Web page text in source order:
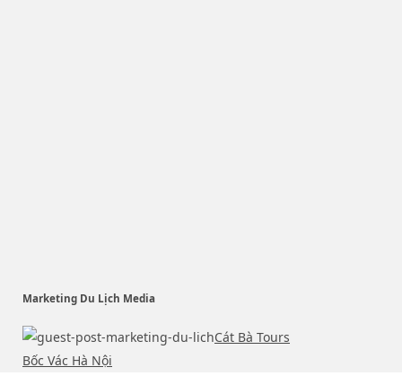
Marketing Du Lịch Media
Cát Bà Tours
Bốc Vác Hà Nội